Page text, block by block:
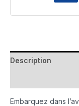
Description
Embarquez dans